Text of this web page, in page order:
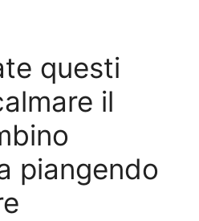
questi
il
piangendo